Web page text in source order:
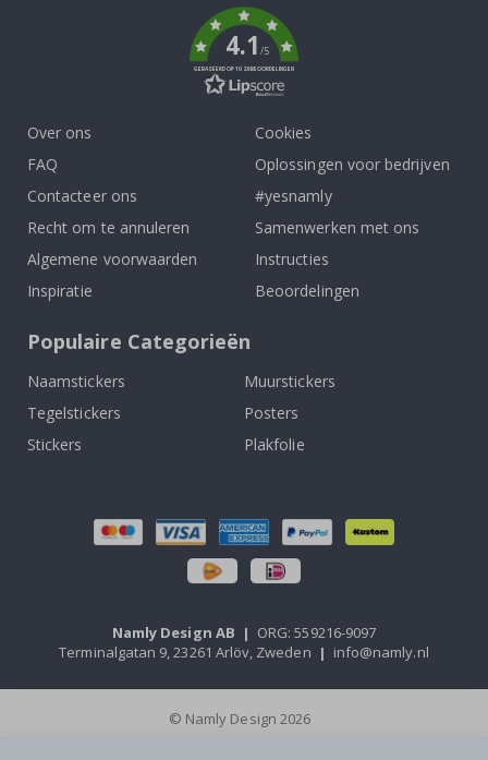
4.1/5
GEBASEERD OP 1029 BEOORDELINGEN
Over ons
FAQ
Contacteer ons
Recht om te annuleren
Algemene voorwaarden
Inspiratie
Cookies
Oplossingen voor bedrijven
#yesnamly
Samenwerken met ons
Instructies
Beoordelingen
Populaire Categorieën
Naamstickers
Muurstickers
Tegelstickers
Posters
Stickers
Plakfolie
Namly Design AB | ORG: 559216-9097
Terminalgatan 9, 23261 Arlöv, Zweden | info@namly.nl
© Namly Design 2026